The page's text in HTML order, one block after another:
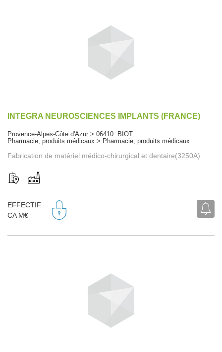
INTEGRA NEUROSCIENCES IMPLANTS (FRANCE)
Provence-Alpes-Côte d'Azur > 06410 BIOT
Pharmacie, produits médicaux > Pharmacie, produits médicaux
Fabrication de matériel médico-chirurgical et dentaire(3250A)
EFFECTIF
CA M€